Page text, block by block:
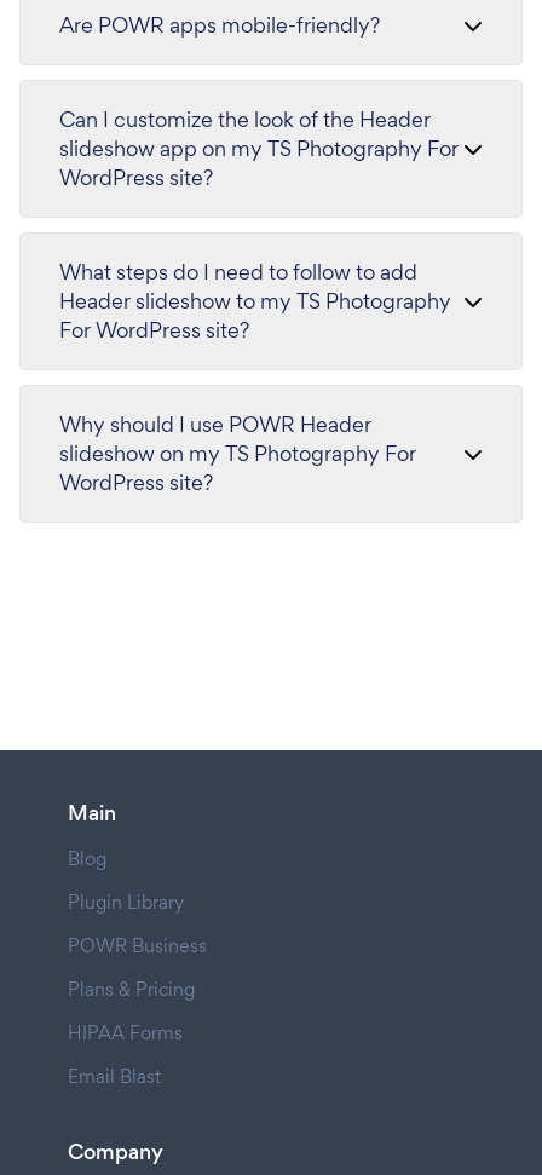
Are POWR apps mobile-friendly?
Can I customize the look of the Header
slideshow app on my TS Photography For
WordPress site?
What steps do I need to follow to add
Header slideshow to my TS Photography
For WordPress site?
Why should I use POWR Header
slideshow on my TS Photography For
WordPress site?
Main
Blog
Plugin Library
POWR Business
Plans & Pricing
HIPAA Forms
Email Blast
Company